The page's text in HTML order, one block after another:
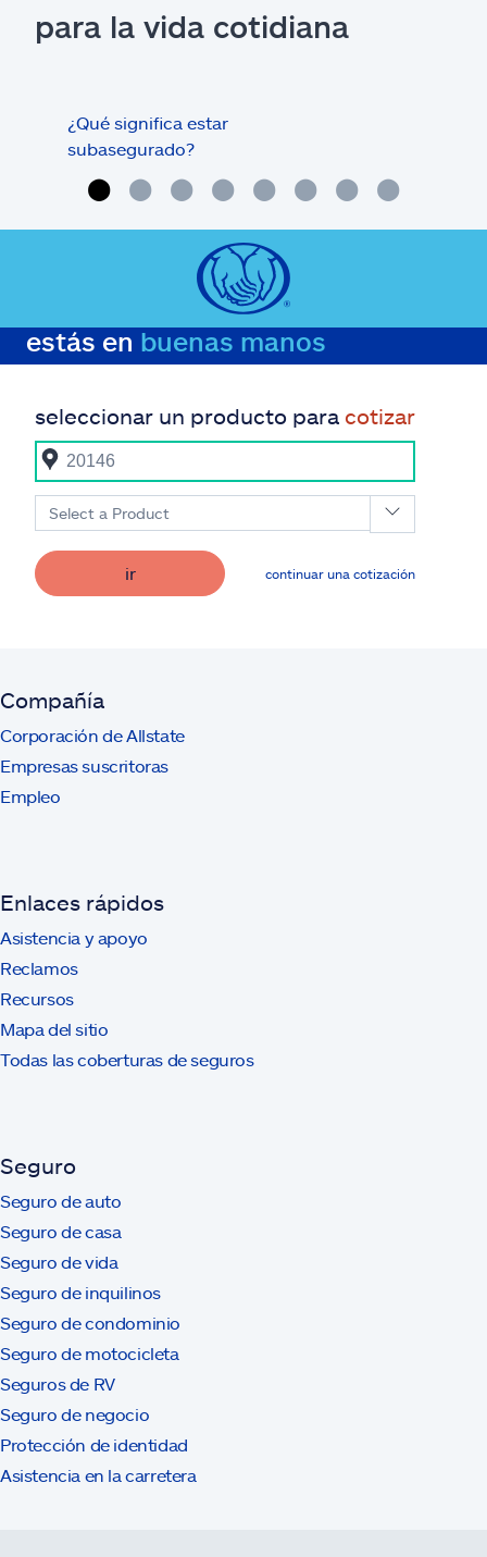
para la vida cotidiana
¿Qué significa estar
subasegurado?
estás en buenas manos
seleccionar un producto para cotizar
Select a Product
ir continuar una cotización
Compañía
Corporación de Allstate
Empresas suscritoras
Empleo
Enlaces rápidos
Asistencia y apoyo
Reclamos
Recursos
Mapa del sitio
Todas las coberturas de seguros
Seguro
Seguro de auto
Seguro de casa
Seguro de vida
Seguro de inquilinos
Seguro de condominio
Seguro de motocicleta
Seguros de RV
Seguro de negocio
Protección de identidad
Asistencia en la carretera